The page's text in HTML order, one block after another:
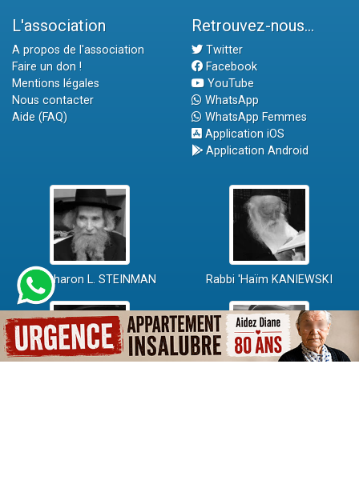
L'association
A propos de l'association
Faire un don !
Mentions légales
Nous contacter
Aide (FAQ)
Retrouvez-nous...
Twitter
Facebook
YouTube
WhatsApp
WhatsApp Femmes
Application iOS
Application Android
Rav Aharon L. STEINMAN Rabbi 'Haïm KANIEWSKI